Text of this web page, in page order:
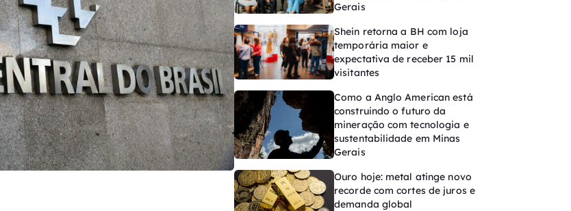
Gerais
Shein retorna a BH com loja
temporária maior e
expectativa de receber 15 mil
visitantes
Como a Anglo American está
construindo o futuro da
mineração com tecnologia e
sustentabilidade em Minas
Gerais
Ouro hoje: metal atinge novo
recorde com cortes de juros e
demanda global